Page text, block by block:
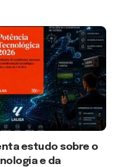
estudo sobre o
e da